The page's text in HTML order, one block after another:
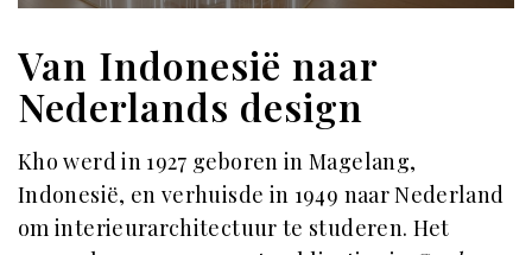
Van Indonesië naar
Nederlands design
Kho werd in 1927 geboren in Magelang,
Indonesië, en verhuisde in 1949 naar Nederland
om interieurarchitectuur te studeren. Het